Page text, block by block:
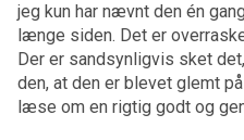
jeg kun har nævnt den én
længe siden. Det er
Der er sandsynligvis sket
den, at den er blevet glemt
læse om en rigtig godt og